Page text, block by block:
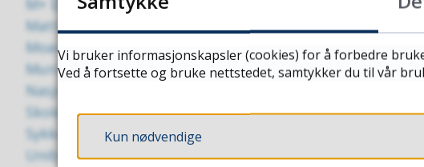
M+
MatteMestern
Moava
Munin UiT
Nasjonalbiblioteket
Skoledata
Sykkeldyktig.no
Unibok
Vi bruker informasjonskapsler (cookies) for å forbedre
Ved å fortsette og bruke nettstedet, samtykker du til vår
Kun nødvendige